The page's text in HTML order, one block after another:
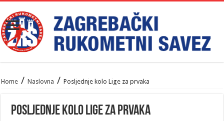
Home / Naslovna / Posljednje kolo Lige za prvaka
Posljednje kolo Lige za prvaka